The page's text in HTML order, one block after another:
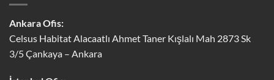
Ankara Ofis:
Celsus Habitat Alacaatlı Ahmet Taner Kışlalı Mah 2873 Sk
3/5 Çankaya – Ankara